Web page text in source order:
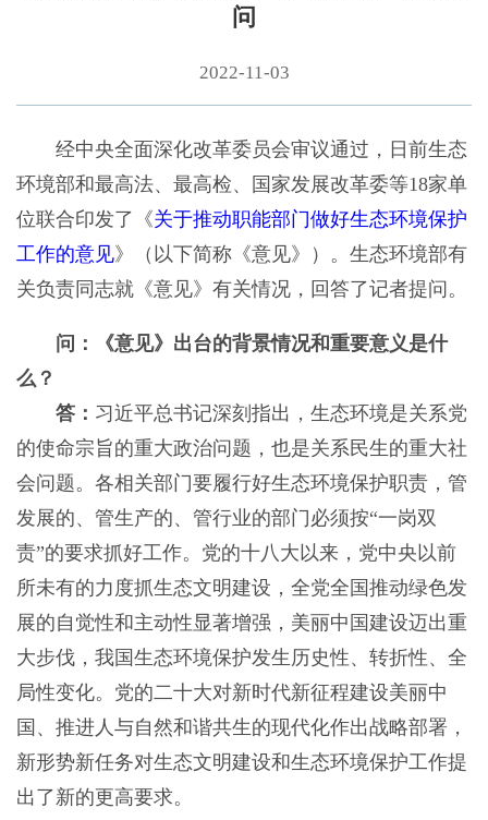
问
2022-11-03
经中央全面深化改革委员会审议通过，日前生态
环境部和最高法、最高检、国家发展改革委等18家单
位联合印发了《关于推动职能部门做好生态环境保护
工作的意见》（以下简称《意见》）。生态环境部有
关负责同志就《意见》有关情况，回答了记者提问。
问：《意见》出台的背景情况和重要意义是什
么？
答： 习近平总书记深刻指出，生态环境是关系党
的使命宗旨的重大政治问题，也是关系民生的重大社
会问题。各相关部门要履行好生态环境保护职责，管
发展的、管生产的、管行业的部门必须按“一岗双
责”的要求抓好工作。党的十八大以来，党中央以前
所未有的力度抓生态文明建设，全党全国推动绿色发
展的自觉性和主动性显著增强，美丽中国建设迈出重
大步伐，我国生态环境保护发生历史性、转折性、全
局性变化。党的二十大对新时代新征程建设美丽中
国、推进人与自然和谐共生的现代化作出战略部署，
新形势新任务对生态文明建设和生态环境保护工作提
出了新的更高要求。